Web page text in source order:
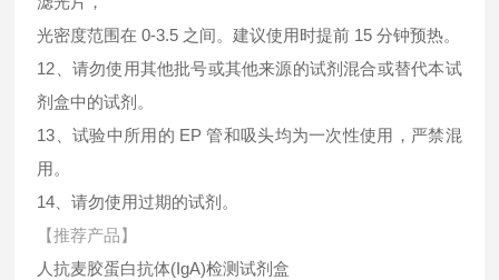
光密度范围在 0-3.5 之间。建议使用时提前 15 分钟预热。
12、请勿使用其他批号或其他来源的试剂混合或替代本试
剂盒中的试剂。
13、试验中所用的 EP 管和吸头均为一次性使用，严禁混
用。
14、请勿使用过期的试剂。
【推荐产品】
人抗麦胶蛋白抗体(IgA)检测试剂盒